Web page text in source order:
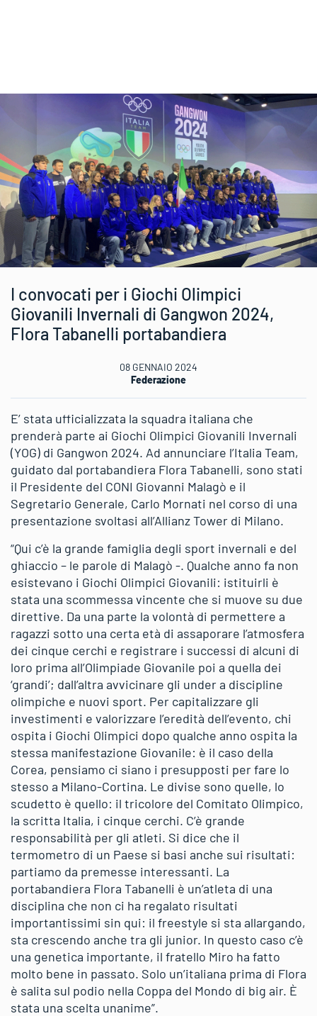
I convocati per i Giochi Olimpici
Giovanili Invernali di Gangwon 2024,
Flora Tabanelli portabandiera
08 GENNAIO 2024
Federazione
E’ stata ufficializzata la squadra italiana che
prenderà parte ai Giochi Olimpici Giovanili Invernali
(YOG) di Gangwon 2024. Ad annunciare l’Italia Team,
guidato dal portabandiera Flora Tabanelli, sono stati
il Presidente del CONI Giovanni Malagò e il
Segretario Generale, Carlo Mornati nel corso di una
presentazione svoltasi all’Allianz Tower di Milano.
“Qui c’è la grande famiglia degli sport invernali e del
ghiaccio – le parole di Malagò -. Qualche anno fa non
esistevano i Giochi Olimpici Giovanili: istituirli è
stata una scommessa vincente che si muove su due
direttive. Da una parte la volontà di permettere a
ragazzi sotto una certa età di assaporare l’atmosfera
dei cinque cerchi e registrare i successi di alcuni di
loro prima all’Olimpiade Giovanile poi a quella dei
‘grandi’; dall’altra avvicinare gli under a discipline
olimpiche e nuovi sport. Per capitalizzare gli
investimenti e valorizzare l’eredità dell’evento, chi
ospita i Giochi Olimpici dopo qualche anno ospita la
stessa manifestazione Giovanile: è il caso della
Corea, pensiamo ci siano i presupposti per fare lo
stesso a Milano-Cortina. Le divise sono quelle, lo
scudetto è quello: il tricolore del Comitato Olimpico,
la scritta Italia, i cinque cerchi. C’è grande
responsabilità per gli atleti. Si dice che il
termometro di un Paese si basi anche sui risultati:
partiamo da premesse interessanti. La
portabandiera Flora Tabanelli è un’atleta di una
disciplina che non ci ha regalato risultati
importantissimi sin qui: il freestyle si sta allargando,
sta crescendo anche tra gli junior. In questo caso c’è
una genetica importante, il fratello Miro ha fatto
molto bene in passato. Solo un’italiana prima di Flora
è salita sul podio nella Coppa del Mondo di big air. È
stata una scelta unanime”.